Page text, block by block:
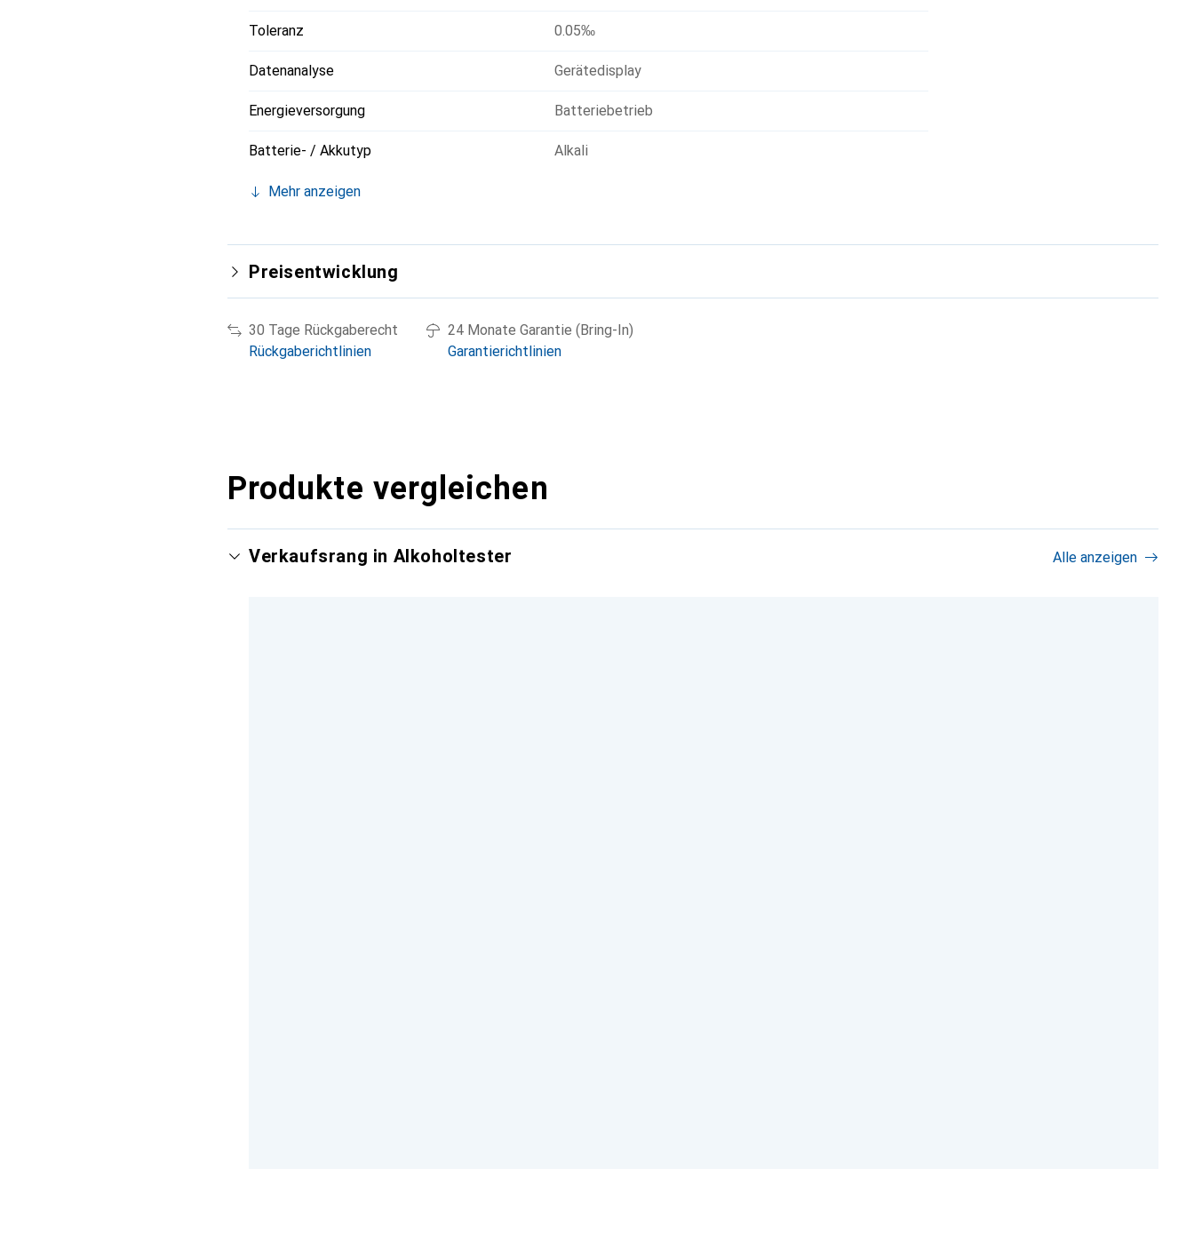
Toleranz 0.05‰
Datenanalyse Gerätedisplay
Energieversorgung Batteriebetrieb
Batterie- / Akkutyp Alkali
Mehr anzeigen
Preisentwicklung
30 Tage Rückgaberecht
Rückgaberichtlinien
24 Monate Garantie (Bring-In)
Garantierichtlinien
Produkte vergleichen
Verkaufsrang in Alkoholtester Alle anzeigen